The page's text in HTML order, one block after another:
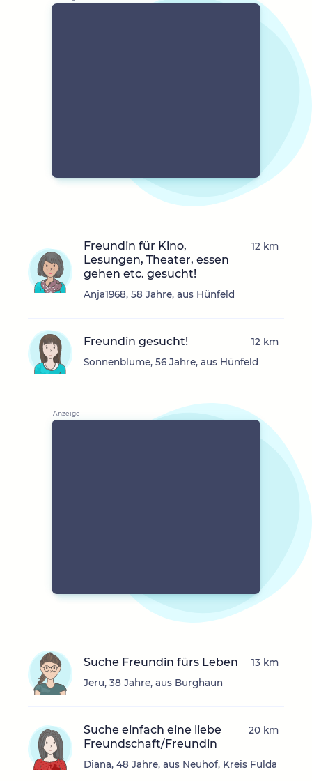
Freundin für Kino,
Lesungen, Theater, essen
gehen etc. gesucht!
Anja1968, 58 Jahre, aus Hünfeld
12 km
Freundin gesucht!
Sonnenblume, 56 Jahre, aus Hünfeld
12 km
Suche Freundin fürs Leben
Jeru, 38 Jahre, aus Burghaun
13 km
Suche einfach eine liebe
Freundschaft/Freundin
Diana, 48 Jahre, aus Neuhof, Kreis Fulda
20 km